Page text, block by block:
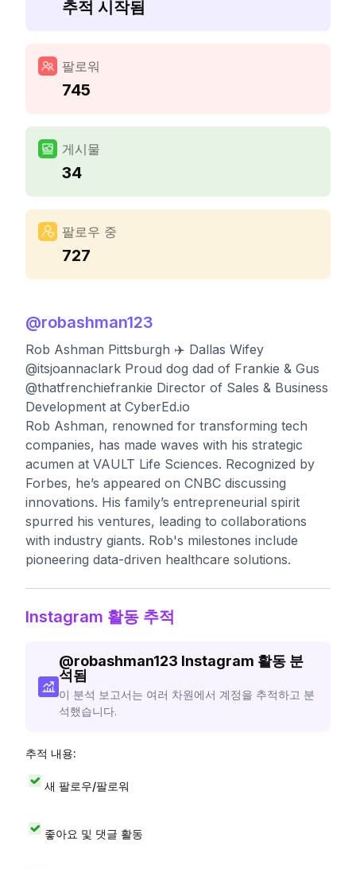
추적 시작됨
팔로워
745
게시물
34
팔로우 중
727
@robashman123
Rob Ashman Pittsburgh ✈️ Dallas Wifey
@itsjoannaclark Proud dog dad of Frankie & Gus
@thatfrenchiefrankie Director of Sales & Business
Development at CyberEd.io
Rob Ashman, renowned for transforming tech
companies, has made waves with his strategic
acumen at VAULT Life Sciences. Recognized by
Forbes, he’s appeared on CNBC discussing
innovations. His family’s entrepreneurial spirit
spurred his ventures, leading to collaborations
with industry giants. Rob's milestones include
pioneering data-driven healthcare solutions.
Instagram 활동 추적
@robashman123 Instagram 활동 분
석됨
이 분석 보고서는 여러 차원에서 계정을 추적하고 분
석했습니다.
추적 내용:
새 팔로우/팔로워
좋아요 및 댓글 활동